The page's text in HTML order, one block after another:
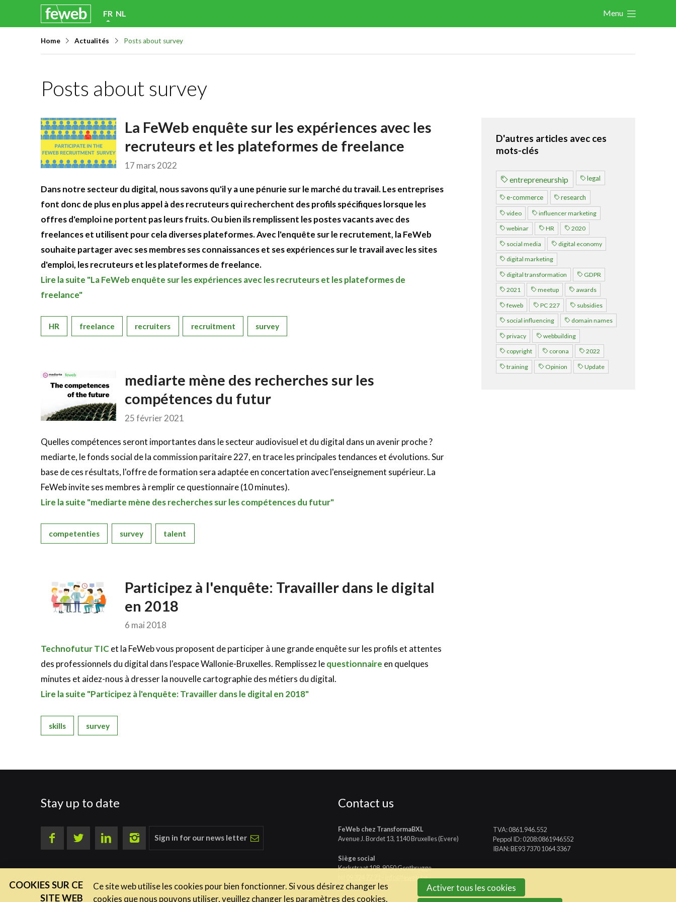
content
FR NL Menu
Home Actualités Posts about survey
Posts about survey
La FeWeb enquête sur les expériences avec les
recruteurs et les plateformes de freelance
17 mars 2022
Dans notre secteur du digital, nous savons qu'il y a une pénurie sur le marché du travail. Les entreprises
font donc de plus en plus appel à des recruteurs qui recherchent des profils spécifiques lorsque les
offres d'emploi ne portent pas leurs fruits. Ou bien ils remplissent les postes vacants avec des
freelances et utilisent pour cela diverses plateformes. Avec l'enquête sur le recrutement, la FeWeb
souhaite partager avec ses membres ses connaissances et ses expériences sur le travail avec les sites
d'emploi, les recruteurs et les plateformes de freelance.
Lire la suite "La FeWeb enquête sur les expériences avec les recruteurs et les plateformes de
freelance"
HR freelance recruiters recruitment survey
mediarte mène des recherches sur les
compétences du futur
25 février 2021
Quelles compétences seront importantes dans le secteur audiovisuel et du digital dans un avenir proche ?
mediarte, le fonds social de la commission paritaire 227, en trace les principales tendances et évolutions. Sur
base de ces résultats, l'offre de formation sera adaptée en concertation avec l'enseignement supérieur. La
FeWeb invite ses membres à remplir ce questionnaire (10 minutes).
Lire la suite "mediarte mène des recherches sur les compétences du futur"
competenties survey talent
Participez à l'enquête: Travailler dans le digital
en 2018
6 mai 2018
Technofutur TIC et la FeWeb vous proposent de participer à une grande enquête sur les profils et attentes
des professionnels du digital dans l'espace Wallonie-Bruxelles. Remplissez lequestionnaire en quelques
minutes et aidez-nous à dresser la nouvelle cartographie des métiers du digital.
Lire la suite "Participez à l'enquête: Travailler dans le digital en 2018"
skills survey
D'autres articles avec ces
mots-clés
entrepreneurship legal
e-commerce research
video influencer marketing
webinar HR 2020
social media digital economy
digital marketing
digital transformation GDPR
2021 meetup awards
feweb PC 227 subsidies
social influencing domain names
privacy webbuilding
copyright corona 2022
training Opinion Update
Stay up to date
Sign in for our news letter
Contact us
FeWeb chez TransformaBXL
Avenue J. Bordet 13, 1140 Bruxelles (Evere)
Siège social
Kerkstraat 108, 9050 Gentbrugge
info@feweb.be
TVA: 0861.946.552
Peppol ID: 0208:0861946552
IBAN: BE93 7370 1064 3367
Les nouvelles du secteur
Expertise
Le Toolbox
Annuaire prestataires
A propos
Become a member
COOKIES SUR CE
SITE WEB
Ce site web utilise les cookies pour bien fonctionner. Si vous désirez changer les
cookies que nous pouvons utiliser, veuillez changer les paramètres des cookies.
Activer tous les cookies